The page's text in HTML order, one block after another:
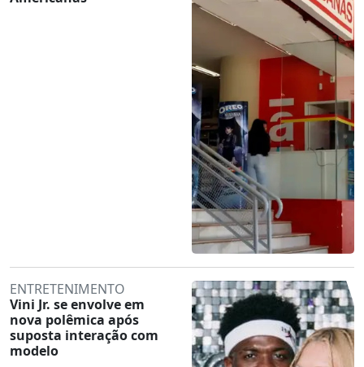
ENTRETENIMENTO
Vini Jr. se envolve em
nova polêmica após
suposta interação com
modelo